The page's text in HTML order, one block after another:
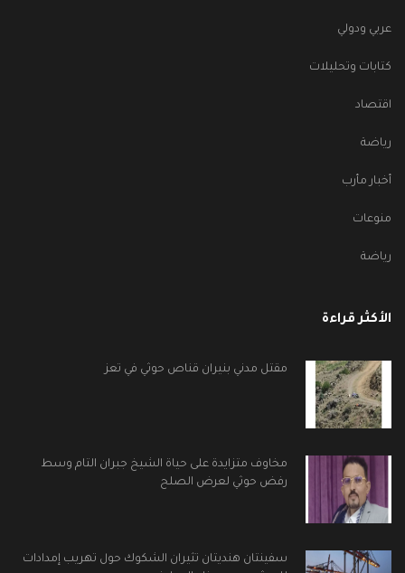
عربي ودولي
كتابات وتحليلات
اقتصاد
رياضة
أخبار مأرب
منوعات
رياضة
الأكثر قراءة
مقتل مدني بنيران قناص حوثي في تعز
مخاوف متزايدة على حياة الشيخ جبران التام وسط
رفض حوثي لعرض الصلح
سفينتان هنديتان تثيران الشكوك حول تهريب إمدادات